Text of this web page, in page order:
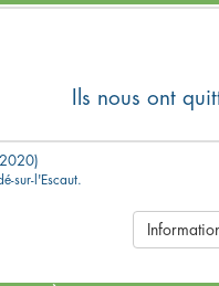
Ils nous ont
sur-l'Escaut.